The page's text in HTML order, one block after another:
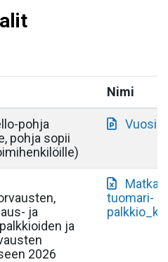
Nimi
pohja
pohja sopii
ja
ja
2026
tuomari-